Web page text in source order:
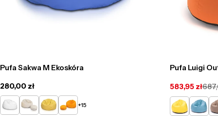
Pufa Sakwa M Ekoskóra
Cena
regularna
280,00 zł
Biały
BeżowyŻółty Pomarańczowy
+15
Pufa Luigi
Cena
promocyjna
583,95 zł
Cena
regularna
Żółty Jasno